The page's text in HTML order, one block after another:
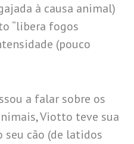
à causa animal)
“libera fogos
(pouco
a falar sobre os
Viotto teve sua
seu cão (de latidos